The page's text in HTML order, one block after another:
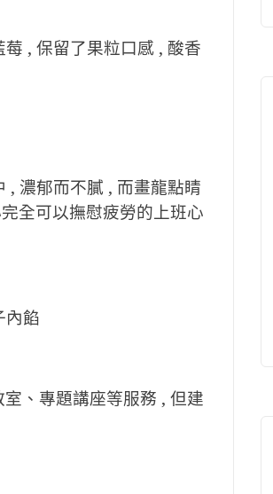
, 保留了果粒口感 , 酸香
, 濃郁而不膩 , 而畫龍點睛
全可以撫慰疲勞的上班心
內餡
、專題講座等服務 , 但建